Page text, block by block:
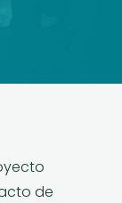
de